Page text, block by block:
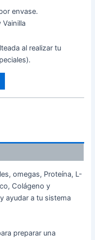
envase.
al realizar tu
omegas, Proteína, L-
Colágeno y
ayudar a tu sistema
preparar una